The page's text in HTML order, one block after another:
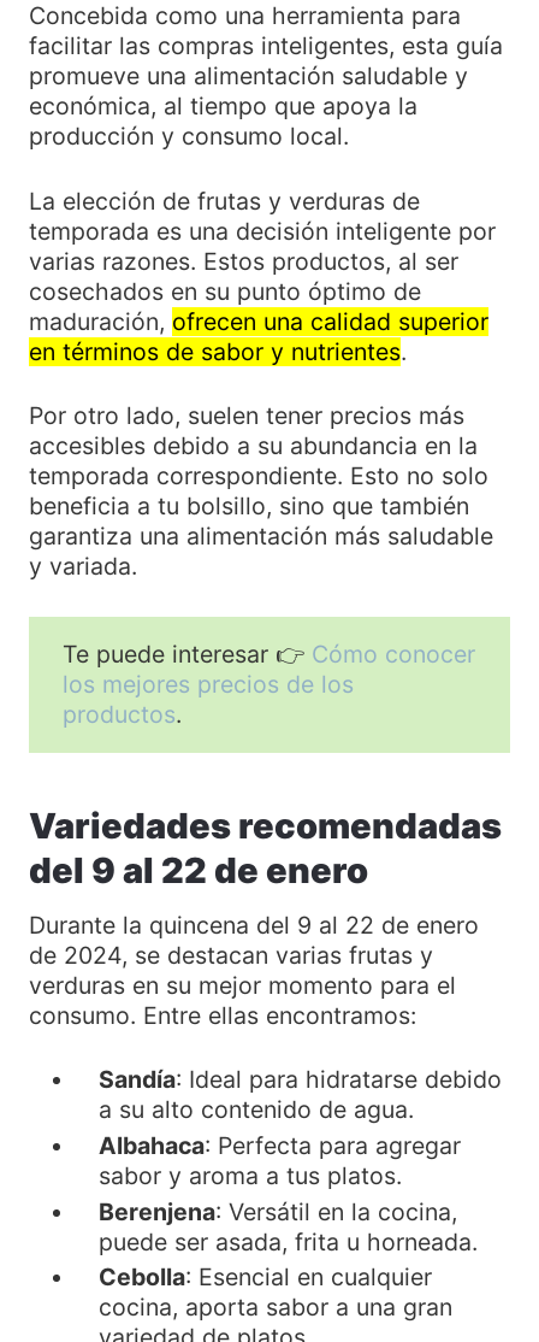
Concebida como una herramienta para
facilitar las compras inteligentes, esta guía
promueve una alimentación saludable y
económica, al tiempo que apoya la
producción y consumo local.
La elección de frutas y verduras de
temporada es una decisión inteligente por
varias razones. Estos productos, al ser
cosechados en su punto óptimo de
maduración, ofrecen una calidad superior
en términos de sabor y nutrientes.
Por otro lado, suelen tener precios más
accesibles debido a su abundancia en la
temporada correspondiente. Esto no solo
beneficia a tu bolsillo, sino que también
garantiza una alimentación más saludable
y variada.
Te puede interesar 👉 Cómo conocer
los mejores precios de los
productos.
Variedades recomendadas
del 9 al 22 de enero
Durante la quincena del 9 al 22 de enero
de 2024, se destacan varias frutas y
verduras en su mejor momento para el
consumo. Entre ellas encontramos:
Sandía: Ideal para hidratarse debido
a su alto contenido de agua.
Albahaca: Perfecta para agregar
sabor y aroma a tus platos.
Berenjena: Versátil en la cocina,
puede ser asada, frita u horneada.
Cebolla: Esencial en cualquier
cocina, aporta sabor a una gran